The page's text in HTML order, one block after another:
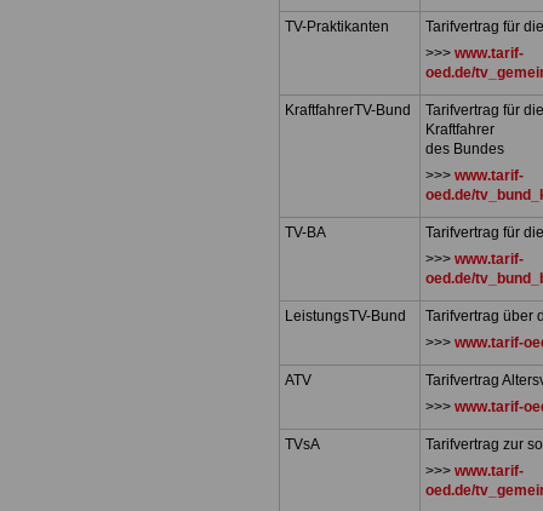
TV-Praktikanten
Tarifvertrag für
>>> www.tarif-
oed.de/
KraftfahrerTV-Bund
Tarifvertrag für
Kraftfahrer
des Bundes
>>> www.tarif-
oed.de/
TV-BA
Tarifvertrag für
>>> www.tarif-
oed.de/
LeistungsTV-Bund
Tarifvertrag über
>>> www.tarif-
ATV
Tarifvertrag
>>> www.tarif-
TVsA
Tarifvertrag zur
>>> www.tarif-
oed.de/